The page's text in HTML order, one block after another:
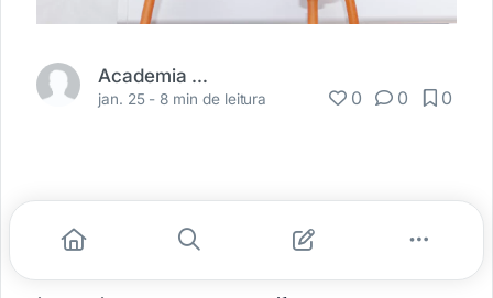
Academia Médica
jan. 25 - 8 min de leitura 0 0 0
O suporte respiratório invasivo é um